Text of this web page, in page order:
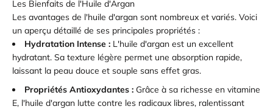
Les Bienfaits de l'Huile d'Argan
Les avantages de l'huile d'argan sont nombreux et variés. Voici
un aperçu détaillé de ses principales propriétés :
Hydratation Intense : L'huile d'argan est un excellent
hydratant. Sa texture légère permet une absorption rapide,
laissant la peau douce et souple sans effet gras.
Propriétés Antioxydantes : Grâce à sa richesse en vitamine
E, l'huile d'argan lutte contre les radicaux libres, ralentissant